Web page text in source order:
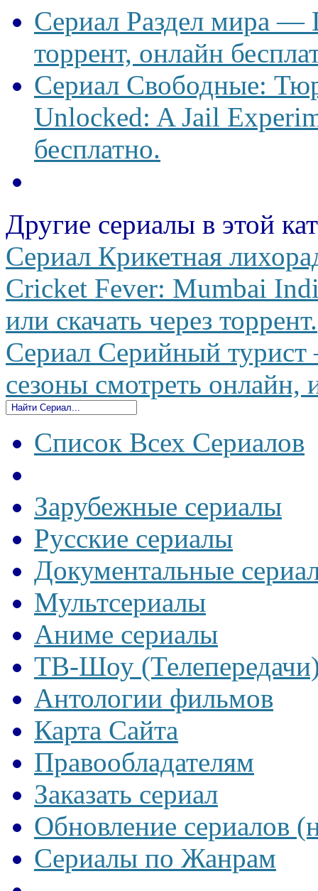
Сериал Раздел мира —
торрент, онлайн
Сериал Свободные:
Unlocked: A Jail
бесплатно.
Другие сериалы в этой
Сериал Крикетная
Cricket Fever: Mumbai
или скачать через торрент.
Сериал Серийный
сезоны смотреть онлайн,
Список Всех Сериалов
Зарубежные сериалы
Русские сериалы
Документальные
Мультсериалы
Аниме сериалы
ТВ-Шоу
Антологии фильмов
Карта Сайта
Правообладателям
Заказать сериал
Обновление сериалов
Сериалы по Жанрам